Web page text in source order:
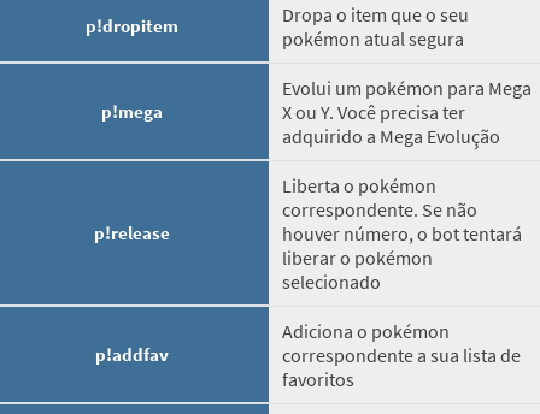
p!dropitem
Dropa o item que o seu
pokémon atual segura
p!mega
Evolui um pokémon para Mega
X ou Y. Você precisa ter
adquirido a Mega Evolução
p!release
Liberta o pokémon
correspondente. Se não
houver número, o bot tentará
liberar o pokémon
selecionado
p!addfav
Adiciona o pokémon
correspondente a sua lista de
favoritos